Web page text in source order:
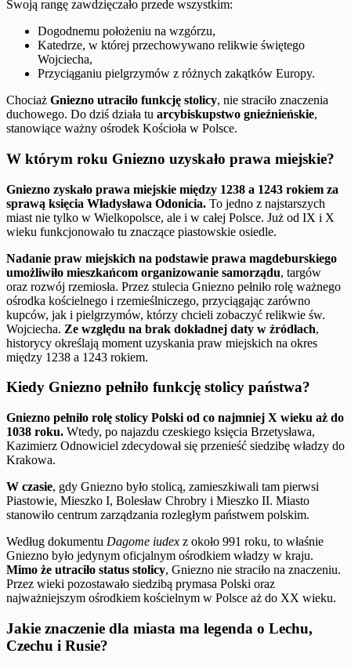
Swoją rangę zawdzięczało przede wszystkim:
Dogodnemu położeniu na wzgórzu,
Katedrze, w której przechowywano relikwie świętego
Wojciecha,
Przyciąganiu pielgrzymów z różnych zakątków Europy.
Chociaż Gniezno utraciło funkcję stolicy, nie straciło znaczenia
duchowego. Do dziś działa tu arcybiskupstwo gnieźnieńskie,
stanowiące ważny ośrodek Kościoła w Polsce.
W którym roku Gniezno uzyskało prawa miejskie?
Gniezno zyskało prawa miejskie między 1238 a 1243 rokiem za
sprawą księcia Władysława Odonicia. To jedno z najstarszych
miast nie tylko w Wielkopolsce, ale i w całej Polsce. Już od IX i X
wieku funkcjonowało tu znaczące piastowskie osiedle.
Nadanie praw miejskich na podstawie prawa magdeburskiego
umożliwiło mieszkańcom organizowanie samorządu, targów
oraz rozwój rzemiosła. Przez stulecia Gniezno pełniło rolę ważnego
ośrodka kościelnego i rzemieślniczego, przyciągając zarówno
kupców, jak i pielgrzymów, którzy chcieli zobaczyć relikwie św.
Wojciecha. Ze względu na brak dokładnej daty w źródłach,
historycy określają moment uzyskania praw miejskich na okres
między 1238 a 1243 rokiem.
Kiedy Gniezno pełniło funkcję stolicy państwa?
Gniezno pełniło rolę stolicy Polski od co najmniej X wieku aż do
1038 roku. Wtedy, po najazdu czeskiego księcia Brzetysława,
Kazimierz Odnowiciel zdecydował się przenieść siedzibę władzy do
Krakowa.
W czasie, gdy Gniezno było stolicą, zamieszkiwali tam pierwsi
Piastowie, Mieszko I, Bolesław Chrobry i Mieszko II. Miasto
stanowiło centrum zarządzania rozległym państwem polskim.
Według dokumentu Dagome iudex z około 991 roku, to właśnie
Gniezno było jedynym oficjalnym ośrodkiem władzy w kraju.
Mimo że utraciło status stolicy, Gniezno nie straciło na znaczeniu.
Przez wieki pozostawało siedzibą prymasa Polski oraz
najważniejszym ośrodkiem kościelnym w Polsce aż do XX wieku.
Jakie znaczenie dla miasta ma legenda o Lechu,
Czechu i Rusie?